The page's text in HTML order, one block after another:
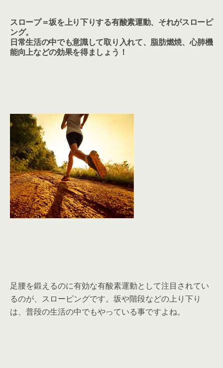
スロープ＝坂を上り下りする有酸素運動、それがスローピ
ング。
日常生活の中でも意識して取り入れて、脂肪燃焼、心肺機
能向上などの効果を得ましょう！
足腰を鍛えるのに有効な有酸素運動として注目されてい
るのが、スローピングです。坂や階段などの上り下り
は、普段の生活の中でもやっている事ですよね。